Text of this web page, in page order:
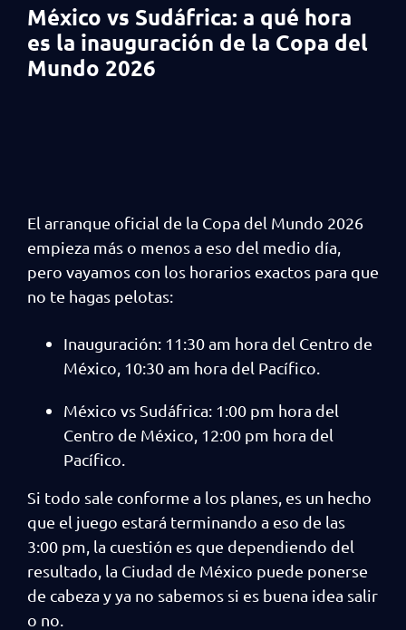
México vs Sudáfrica: a qué hora
es la inauguración de la Copa del
Mundo 2026
El arranque oficial de la Copa del Mundo 2026
empieza más o menos a eso del medio día,
pero vayamos con los horarios exactos para que
no te hagas pelotas:
Inauguración: 11:30 am hora del Centro de
México, 10:30 am hora del Pacífico.
México vs Sudáfrica: 1:00 pm hora del
Centro de México, 12:00 pm hora del
Pacífico.
Si todo sale conforme a los planes, es un hecho
que el juego estará terminando a eso de las
3:00 pm, la cuestión es que dependiendo del
resultado, la Ciudad de México puede ponerse
de cabeza y ya no sabemos si es buena idea salir
o no.